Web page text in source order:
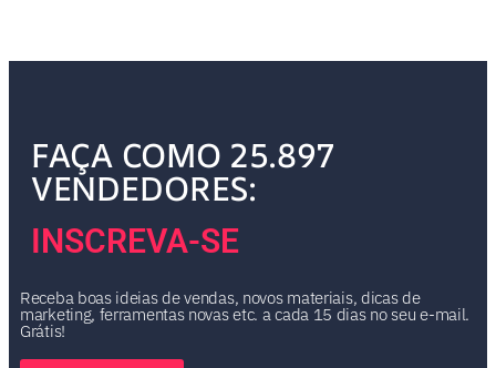
FAÇA COMO 25.897
VENDEDORES:
INSCREVA-SE
Receba boas ideias de vendas, novos materiais, dicas de
marketing, ferramentas novas etc. a cada 15 dias no seu e-mail.
Grátis!